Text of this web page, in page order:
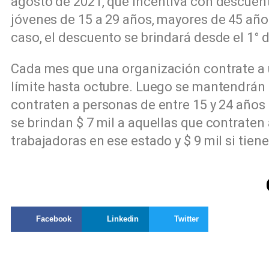
jóvenes de 15 a 29 años, mayores de 45
caso, el descuento se brindará desde el 1°
Cada mes que una organización contrate
límite hasta octubre. Luego se
contraten a personas de entre 15 y 24
se brindan $ 7 mil a aquellas que
trabajadoras en ese estado y $ 9 mil si
Facebook Linkedin Twitter